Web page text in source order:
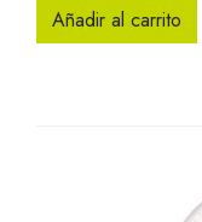
Añadir al carrito